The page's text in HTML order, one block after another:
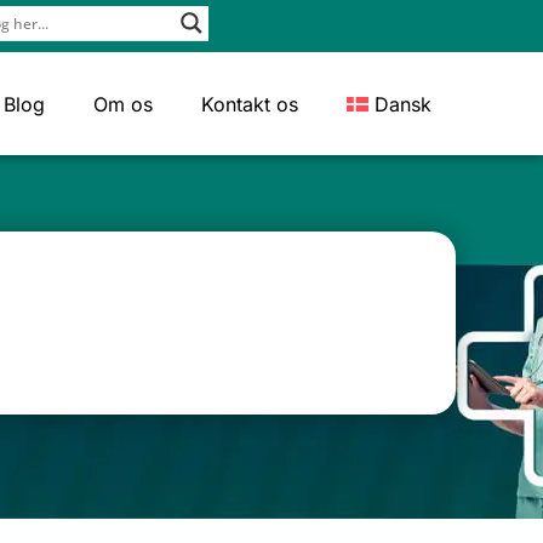
Blog Om os Kontakt os Dansk